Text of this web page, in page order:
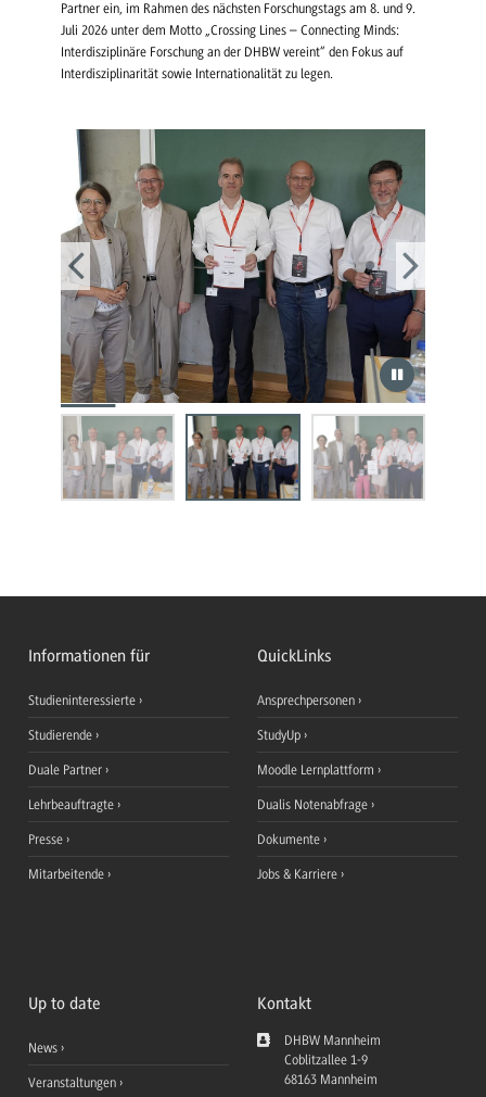
Partner ein, im Rahmen des nächsten Forschungstags am 8. und 9.
Juli 2026 unter dem Motto „Crossing Lines – Connecting Minds:
Interdisziplinäre Forschung an der DHBW vereint“ den Fokus auf
Interdisziplinarität sowie Internationalität zu legen.
Informationen für
Studieninteressierte
Studierende
Duale Partner
Lehrbeauftragte
Presse
Mitarbeitende
QuickLinks
Ansprechpersonen
StudyUp
Moodle Lernplattform
Dualis Notenabfrage
Dokumente
Jobs & Karriere
Up to date
News
Veranstaltungen
Kontakt
DHBW Mannheim
Coblitzallee 1-9
68163 Mannheim